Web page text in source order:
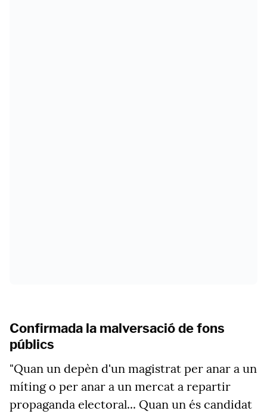
Confirmada la malversació de fons
públics
"Quan un depèn d'un magistrat per anar a un
míting o per anar a un mercat a repartir
propaganda electoral... Quan un és candidat